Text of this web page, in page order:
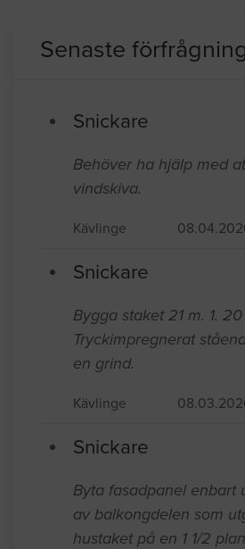
Senaste
Snickare
Behöver ha hjälp med
vindskiva.
Kävlinge
Snickare
Bygga staket 21 m. 1.
Tryckimpregnerat
en grind.
Kävlinge
Snickare
Byta fasadpanel enbart
av balkongdelen som
hustaket på en 1 1/2